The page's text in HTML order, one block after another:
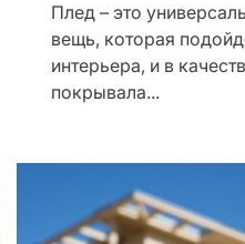
Плед – это
вещь, которая
интерьера, и в
покрывала...